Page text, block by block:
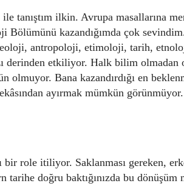
tanıştım ilkin. Avrupa masallarına
kazandığımda çok
antropoloji, etimoloji, tarih,
derinden etkiliyor. Halk bilim
olmuyor. Bana kazandırdığı en
ayırmak mümkün görünmüyor.
role itiliyor. Saklanması gereken,
tarihe doğru baktığınızda bu